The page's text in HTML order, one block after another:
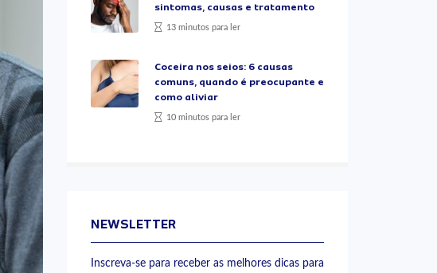
sintomas, causas e tratamento
13 minutos para ler
Coceira nos seios: 6 causas
comuns, quando é preocupante e
como aliviar
10 minutos para ler
NEWSLETTER
Inscreva-se para receber as melhores dicas para